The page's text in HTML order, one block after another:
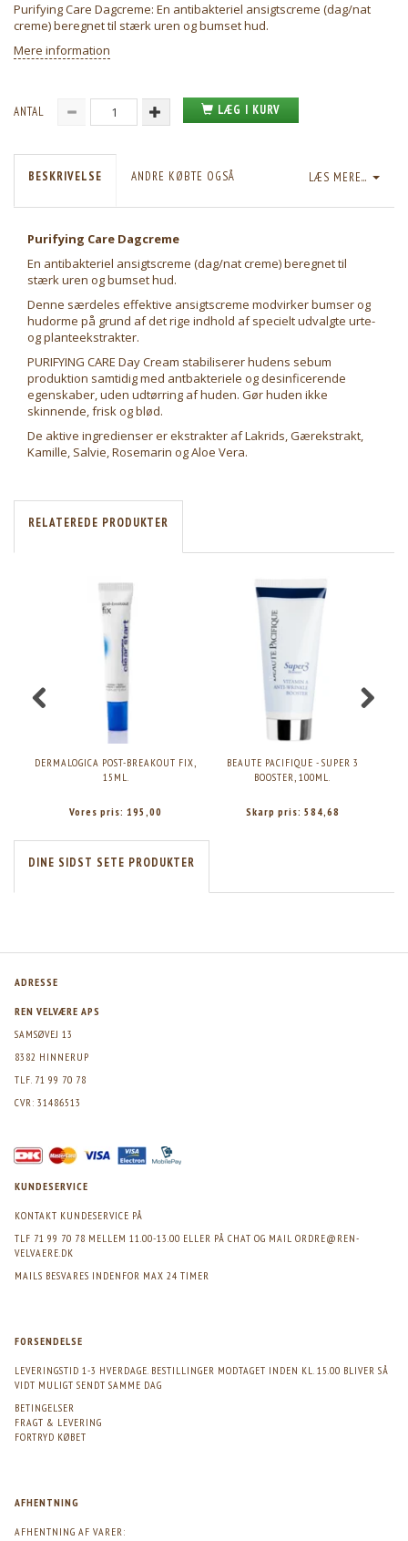
Purifying Care Dagcreme: En antibakteriel ansigtscreme (dag/nat
creme) beregnet til stærk uren og bumset hud.
Mere information
ANTAL LÆG I KURV
LÆS MERE...
BESKRIVELSE ANDRE KØBTE OGSÅ
Purifying Care Dagcreme
En antibakteriel ansigtscreme (dag/nat creme) beregnet til
stærk uren og bumset hud.
Denne særdeles effektive ansigtscreme modvirker bumser og
hudorme på grund af det rige indhold af specielt udvalgte urte-
og planteekstrakter.
PURIFYING CARE Day Cream stabiliserer hudens sebum
produktion samtidig med antbakteriele og desinficerende
egenskaber, uden udtørring af huden. Gør huden ikke
skinnende, frisk og blød.
De aktive ingredienser er ekstrakter af Lakrids, Gærekstrakt,
Kamille, Salvie, Rosemarin og Aloe Vera.
RELATEREDE PRODUKTER
DERMALOGICA POST-BREAKOUT FIX,
15ML.
Vores pris: 195,00
BEAUTE PACIFIQUE - SUPER 3
BOOSTER, 100ML.
Skarp pris: 584,68
DINE SIDST SETE PRODUKTER
ADRESSE
REN VELVÆRE APS
SAMSØVEJ 13
8382 HINNERUP
TLF. 71 99 70 78
CVR: 31486513
KUNDESERVICE
KONTAKT KUNDESERVICE PÅ
TLF 71 99 70 78 MELLEM 11.00-13.00 ELLER PÅ CHAT OG MAIL ORDRE@REN-
VELVAERE.DK
MAILS BESVARES INDENFOR MAX 24 TIMER
FORSENDELSE
LEVERINGSTID 1-3 HVERDAGE. BESTILLINGER MODTAGET INDEN KL. 15.00 BLIVER SÅ
VIDT MULIGT SENDT SAMME DAG
BETINGELSER
FRAGT & LEVERING
FORTRYD KØBET
AFHENTNING
AFHENTNING AF VARER: